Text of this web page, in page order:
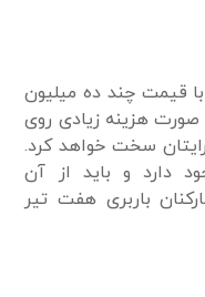
قیمت چند ده میلیون
صورت هزینه زیادی روی
سخت خواهد کرد.
دارد و باید از آن
باربری هفت تیر